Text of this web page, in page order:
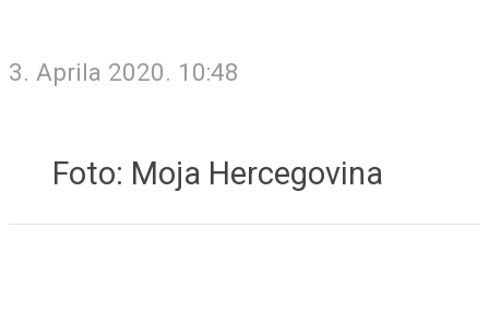
3. Aprila 2020. 10:48
Foto: Moja Hercegovina